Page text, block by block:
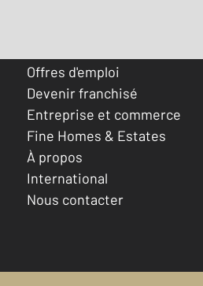
Offres d'emploi
Devenir franchisé
Entreprise et commerce
Fine Homes & Estates
À propos
International
Nous contacter